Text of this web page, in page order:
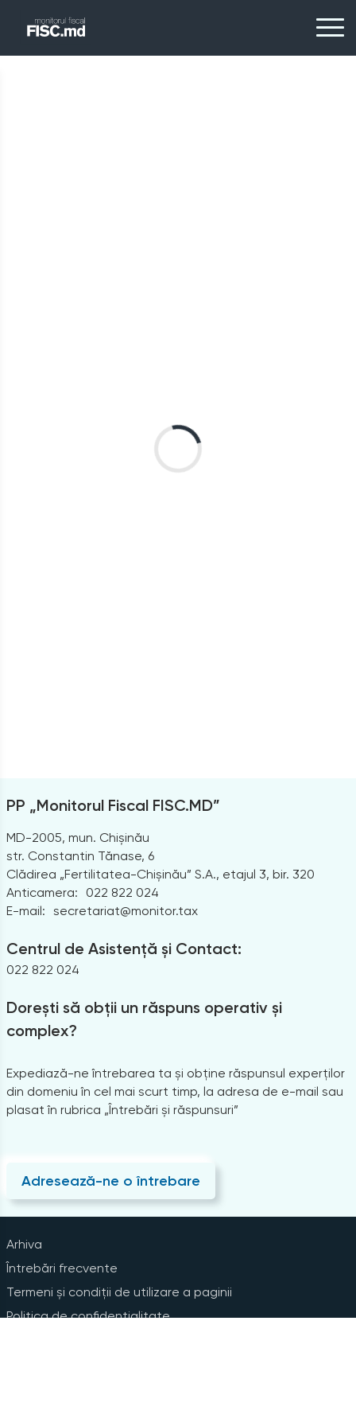
PP „Monitorul Fiscal FISC.MD”
MD-2005, mun. Chișinău
str. Constantin Tănase, 6
Clădirea „Fertilitatea-Chișinău” S.A., etajul 3, bir. 320
Anticamera:
022 822 024
E-mail: secretariat@monitor.tax
Centrul de Asistență și Contact:
022 822 024
Dorești să obții un răspuns operativ și
complex?
Expediază-ne întrebarea ta și obține răspunsul experților
din domeniu în cel mai scurt timp, la adresa de e-mail sau
plasat în rubrica „Întrebări și răspunsuri”
Adresează-ne o întrebare
Arhiva
Întrebări frecvente
Termeni și condiții de utilizare a paginii
Politica de confidențialitate